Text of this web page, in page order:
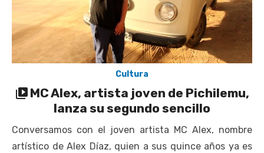
Cultura
MC Alex, artista joven de Pichilemu,
lanza su segundo sencillo
Conversamos con el joven artista MC Alex, nombre
artístico de Alex Díaz, quien a sus quince años ya es